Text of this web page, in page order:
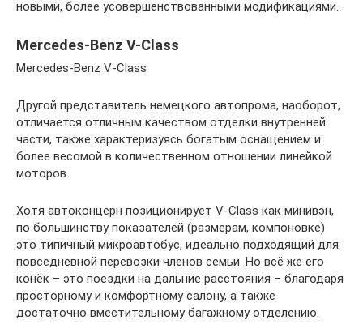
новыми, более усовершенствованными модификациями.
Mercedes-Benz V-Class
Mercedes-Benz V-Class
Другой представитель немецкого автопрома, наоборот,
отличается отличным качеством отделки внутренней
части, также характеризуясь богатым оснащением и
более весомой в количественном отношении линейкой
моторов.
Хотя автоконцерн позиционирует V-Class как минивэн,
по большинству показателей (размерам, компоновке)
это типичный микроавтобус, идеально подходящий для
повседневной перевозки членов семьи. Но всё же его
конёк – это поездки на дальние расстояния – благодаря
просторному и комфортному салону, а также
достаточно вместительному багажному отделению.